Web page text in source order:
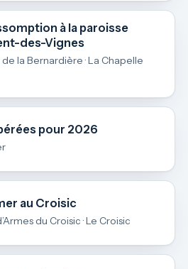
à la paroisse
des-Vignes
la Bernardière · La Chapelle
pour 2026
au Croisic
du Croisic · Le Croisic